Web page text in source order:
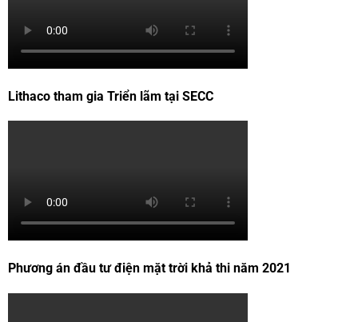
Lithaco tham gia Triển lãm tại SECC
Phương án đầu tư điện mặt trời khả thi năm 2021